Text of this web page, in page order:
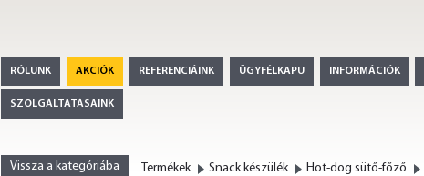
RÓLUNK AKCIÓK REFERENCIÁINK ÜGYFÉLKAPU INFORMÁCIÓK
SZOLGÁLTATÁSAINK
Vissza a kategóriába Termékek Snack készülék Hot-dog sütő-főző